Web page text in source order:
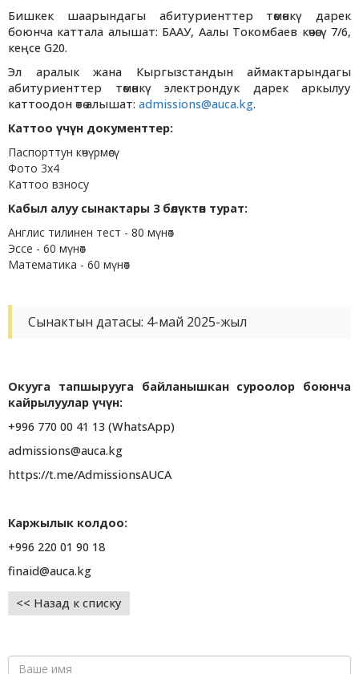
Бишкек шаарындагы абитуриенттер төмөнкү дарек
боюнча каттала алышат: БААУ, Аалы Токомбаев көчөсү 7/6,
кеңсе G20.
Эл аралык жана Кыргызстандын аймактарындагы
абитуриенттер төмөнкү электрондук дарек аркылуу
каттоодон өтө алышат: admissions@auca.kg.
Каттоо үчүн документтер:
Паспорттун көчүрмөсү
Фото 3х4
Каттоо взносу
Кабыл алуу сынактары 3 бөлүктөн турат:
Англис тилинен тест - 80 мүнөт
Эссе - 60 мүнөт
Математика - 60 мүнөт
Сынактын датасы: 4-май 2025-жыл
Окууга тапшырууга байланышкан суроолор боюнча
кайрылуулар үчүн:
+996 770 00 41 13 (WhatsApp)
admissions@auca.kg
https://t.me/AdmissionsAUCA
Каржылык колдоо:
+996 220 01 90 18
finaid@auca.kg
<< Назад к списку